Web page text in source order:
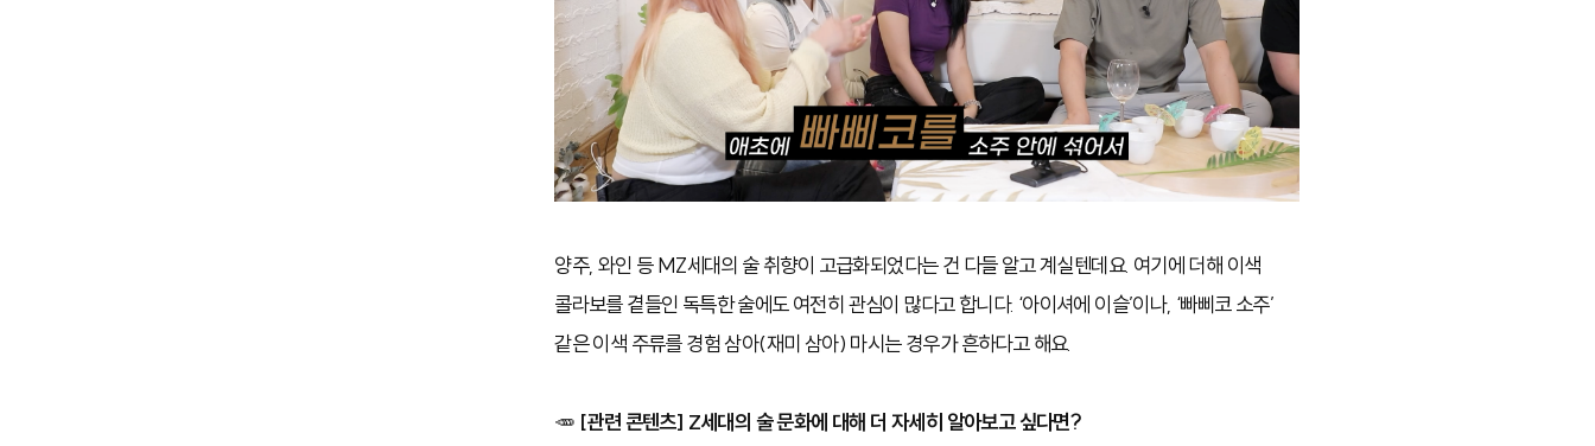
양주, 와인 등 MZ세대의 술 취향이 고급화되었다는 건 다들 알고 계실텐데요. 여기에 더해 이색
콜라보를 곁들인 독특한 술에도 여전히 관심이 많다고 합니다. ‘아이셔에 이슬’이나, ‘빠삐코 소주’
같은 이색 주류를 경험 삼아(재미 삼아) 마시는 경우가 흔하다고 해요.
🥕 [관련 콘텐츠] Z세대의 술 문화에 대해 더 자세히 알아보고 싶다면?